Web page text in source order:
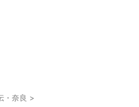
・奈良 >